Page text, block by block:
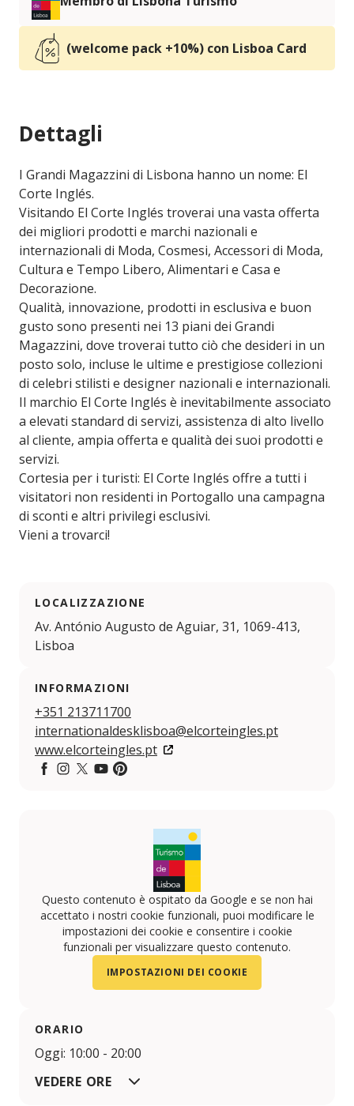
(welcome pack +10%) con Lisboa Card
Dettagli
I Grandi Magazzini di Lisbona hanno un nome: El
Corte Inglés.
Visitando El Corte Inglés troverai una vasta offerta
dei migliori prodotti e marchi nazionali e
internazionali di Moda, Cosmesi, Accessori di Moda,
Cultura e Tempo Libero, Alimentari e Casa e
Decorazione.
Qualità, innovazione, prodotti in esclusiva e buon
gusto sono presenti nei 13 piani dei Grandi
Magazzini, dove troverai tutto ciò che desideri in un
posto solo, incluse le ultime e prestigiose collezioni
di celebri stilisti e designer nazionali e internazionali.
Il marchio El Corte Inglés è inevitabilmente associato
a elevati standard di servizi, assistenza di alto livello
al cliente, ampia offerta e qualità dei suoi prodotti e
servizi.
Cortesia per i turisti: El Corte Inglés offre a tutti i
visitatori non residenti in Portogallo una campagna
di sconti e altri privilegi esclusivi.
Vieni a trovarci!
LOCALIZZAZIONE
Av. António Augusto de Aguiar, 31, 1069-413,
Lisboa
INFORMAZIONI
+351 213711700
internationaldesklisboa@elcorteingles.pt
www.elcorteingles.pt
Questo contenuto è ospitato da Google e se non hai
accettato i nostri cookie funzionali, puoi modificare le
impostazioni dei cookie e consentire i cookie
funzionali per visualizzare questo contenuto.
IMPOSTAZIONI DEI COOKIE
ORARIO
Oggi: 10:00 - 20:00
VEDERE ORE